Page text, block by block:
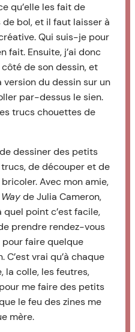
qu’elle les fait de
bol, et il faut laisser à
Qui suis-je pour
fait. Ensuite, j’ai donc
de son dessin, et
version du dessin sur un
par-dessus le sien.
trucs chouettes de
dessiner des petits
de découper et de
Avec mon amie,
de Julia Cameron,
quel point c’est facile,
prendre rendez-vous
faire quelque
vrai qu’à chaque
la colle, les feutres,
me faire des petits
le feu des zines me
mère.